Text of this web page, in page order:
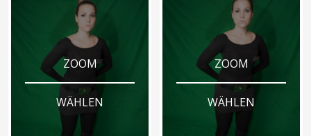
ZOOM
WÄHLEN
ZOOM
WÄHLEN